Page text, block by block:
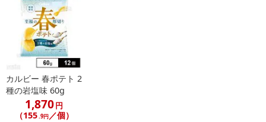
カルビー 春ポテト 2
種の岩塩味 60g
1,870円
（155.9円／個）